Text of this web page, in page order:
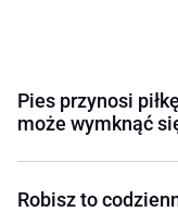
Pies przynosi
może wymknąć
Robisz to